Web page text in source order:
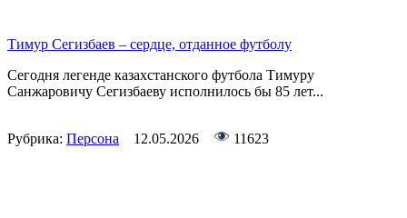
Тимур Сегизбаев – сердце, отданное футболу
Сегодня легенде казахстанского футбола Тимуру
Санжаровичу Сегизбаеву исполнилось бы 85 лет...
Рубрика: Персона 12.05.2026 11623